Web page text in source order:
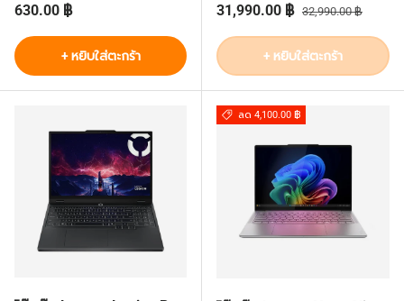
ราคาปกติ
630.00 ฿
+ หยิบใส่ตะกร้า
ราคาส่วนลด
31,990.00 ฿ ราคาปกติ
32,990.00 ฿
+ หยิบใส่ตะกร้า
ลด 4,100.00 ฿